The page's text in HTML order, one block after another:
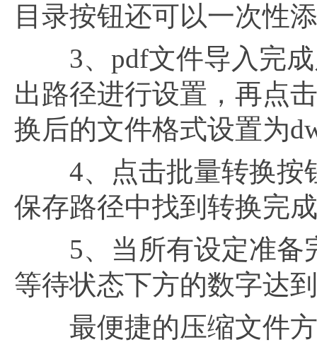
目录按钮还可以一次性
3、pdf文件导入完成
出路径进行设置，再点
换后的文件格式设置为
4、点击批量转换按
保存路径中找到转换完
5、当所有设定准备
等待状态下方的数字达
最便捷的压缩文件方